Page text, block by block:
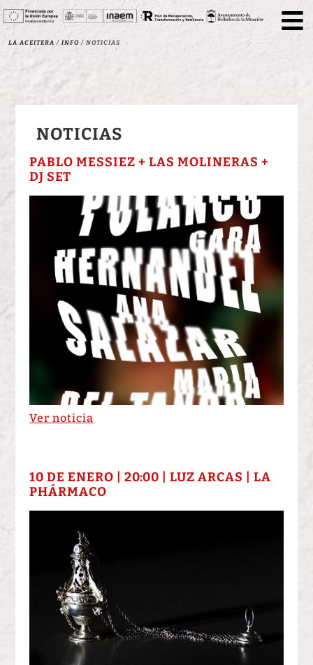
La Aceitera /Info / Noticias
NOTICIAS
PABLO MESSIEZ + LAS MOLINERAS +
DJ SET
Ver noticia
10 DE ENERO | 20:00 | LUZ ARCAS | LA
PHÁRMACO